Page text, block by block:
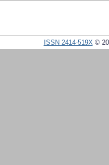
ISSN 2414-519X©